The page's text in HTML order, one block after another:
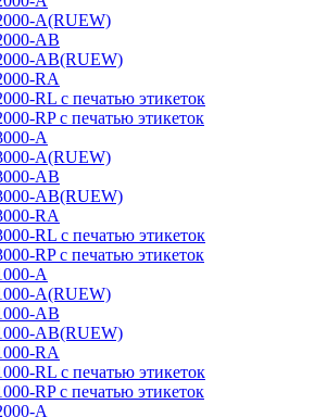
A(RUEW)
AB
AB(RUEW)
RA
RL с печатью этикеток
RP с печатью этикеток
A
A(RUEW)
AB
AB(RUEW)
RA
RL с печатью этикеток
RP с печатью этикеток
A
A(RUEW)
AB
AB(RUEW)
RA
RL с печатью этикеток
RP с печатью этикеток
A